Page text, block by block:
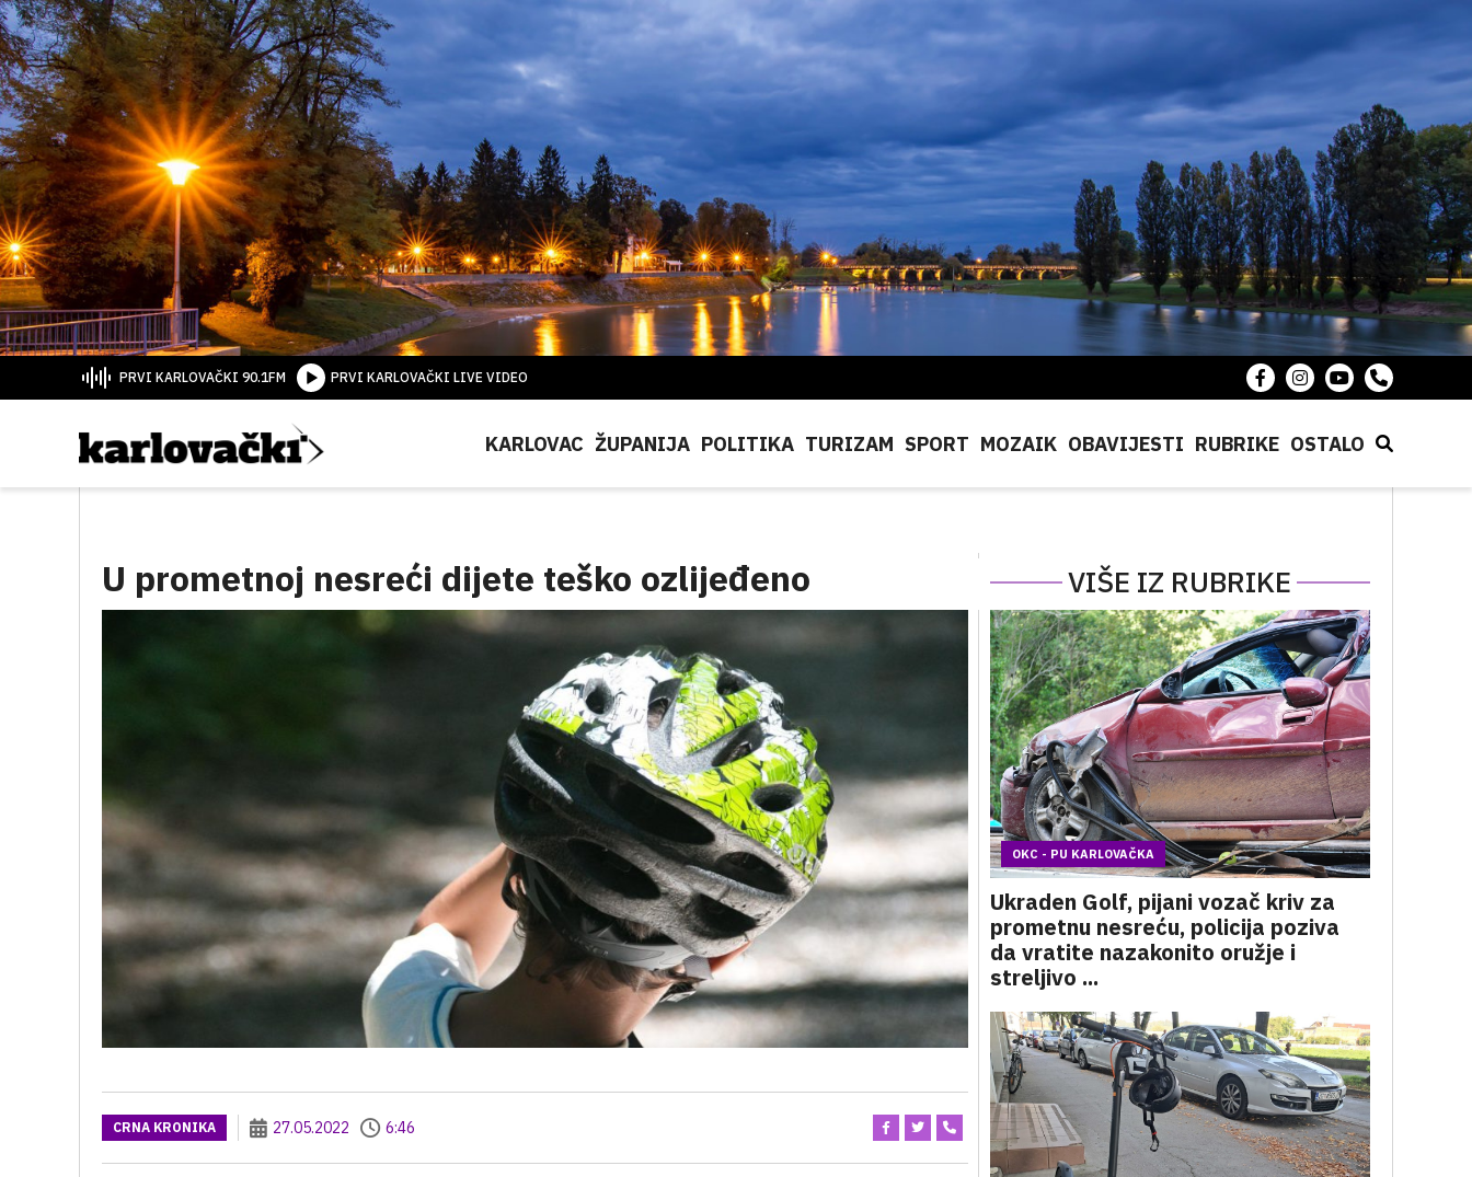
PRVI KARLOVAČKI 90.1FM PRVI KARLOVAČKI LIVE VIDEO
KARLOVAC ŽUPANIJA POLITIKA TURIZAM SPORT MOZAIK OBAVIJESTI RUBRIKE OSTALO
U prometnoj nesreći dijete teško ozlijeđeno VIŠE IZ RUBRIKE
CRNA KRONIKA 27.05.2022 6:46
OKC - PU KARLOVAČKA
Ukraden Golf, pijani vozač kriv za
prometnu nesreću, policija poziva
da vratite nazakonito oružje i
streljivo ...